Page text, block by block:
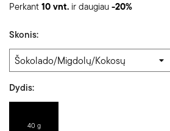
Perkant 10 vnt. ir daugiau -20%
Skonis:
Dydis:
40 g